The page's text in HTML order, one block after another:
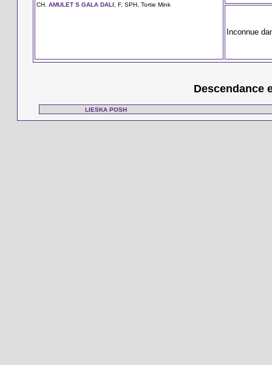
CH. AMULET S GALA DALI , F, SPH, Tortie Mink
Inconnue
Descendance
LIESKA POSH